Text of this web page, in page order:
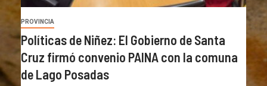
PROVINCIA
Políticas de Niñez: El Gobierno de Santa
Cruz firmó convenio PAINA con la comuna
de Lago Posadas